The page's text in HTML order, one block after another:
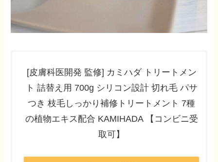
[皮膚科医開発 監修] カミハダ トリートメン
ト 詰替え用 700g シリコン設計 切れ毛 パサ
つき 枝毛しっかり補修トリートメント 7種
の植物エキス配合 KAMIHADA 【コンビニ受
取可】